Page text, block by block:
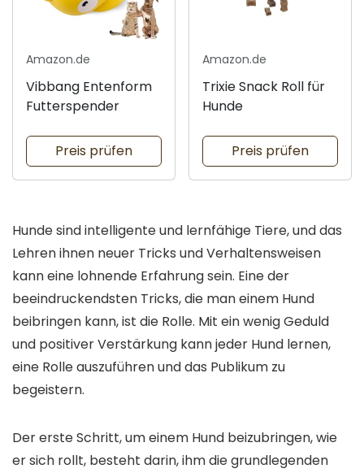
Amazon.de
Vibbang Entenform
Futterspender
Preis prüfen
Amazon.de
Trixie Snack Roll für
Hunde
Preis prüfen
Hunde sind intelligente und lernfähige Tiere, und das
Lehren ihnen neuer Tricks und Verhaltensweisen
kann eine lohnende Erfahrung sein. Eine der
beeindruckendsten Tricks, die man einem Hund
beibringen kann, ist die Rolle. Mit ein wenig Geduld
und positiver Verstärkung kann jeder Hund lernen,
eine Rolle auszuführen und das Publikum zu
begeistern.
Der erste Schritt, um einem Hund beizubringen, wie
er sich rollt, besteht darin, ihm die grundlegenden